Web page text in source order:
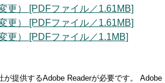
更） [PDFファイル／1.61MB]
更） [PDFファイル／1.61MB]
更） [PDFファイル／1.1MB]
提供するAdobe Readerが必要です。
Adobe